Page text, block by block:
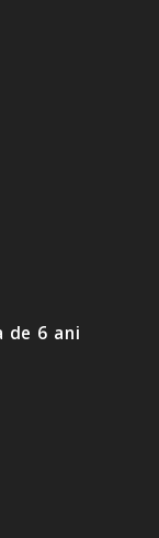
de 6 ani